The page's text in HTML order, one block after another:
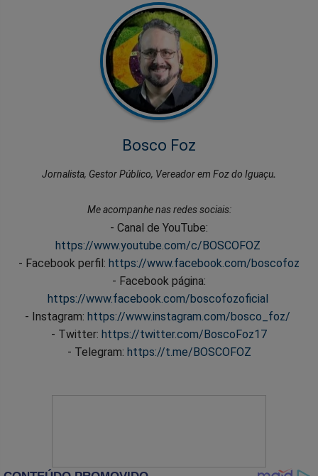
Bosco Foz
Jornalista, Gestor Público, Vereador em Foz do Iguaçu.
Me acompanhe nas redes sociais:
- Canal de YouTube:
https://www.youtube.com/c/BOSCOFOZ
- Facebook perfil: https://www.facebook.com/boscofoz
- Facebook página:
https://www.facebook.com/boscofozoficial
- Instagram: https://www.instagram.com/bosco_foz/
- Twitter: https://twitter.com/BoscoFoz17
- Telegram: https://t.me/BOSCOFOZ